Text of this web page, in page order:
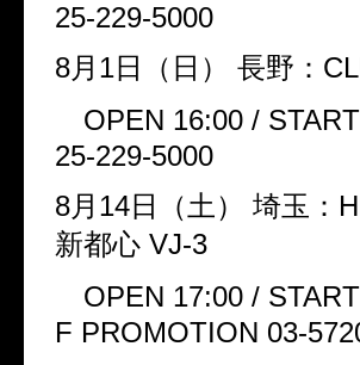
25-229-5000
8月 1日（日） 長野：
OPEN 16:00 /
25-229-5000
8月 14日（土） 埼玉：
新都心 VJ-3
OPEN 17:00 /
F PROMOTION 03-